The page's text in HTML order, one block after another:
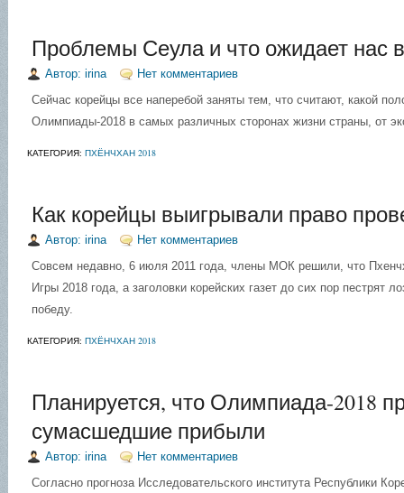
Проблемы Сеула и что ожидает нас
Автор: irina
Нет комментариев
Сейчас корейцы все наперебой заняты тем, что считают, какой
Олимпиады-2018 в самых различных сторонах жизни страны, от
КАТЕГОРИЯ: ПХЁНЧХАН 2018
Как корейцы выигрывали право
Автор: irina
Нет комментариев
Совсем недавно, 6 июля 2011 года, члены МОК решили, что
Игры 2018 года, а заголовки корейских газет до сих пор пестрят
победу.
КАТЕГОРИЯ: ПХЁНЧХАН 2018
Планируется, что Олимпиада-2018
сумасшедшие прибыли
Автор: irina
Нет комментариев
Согласно прогноза Исследовательского института Республики